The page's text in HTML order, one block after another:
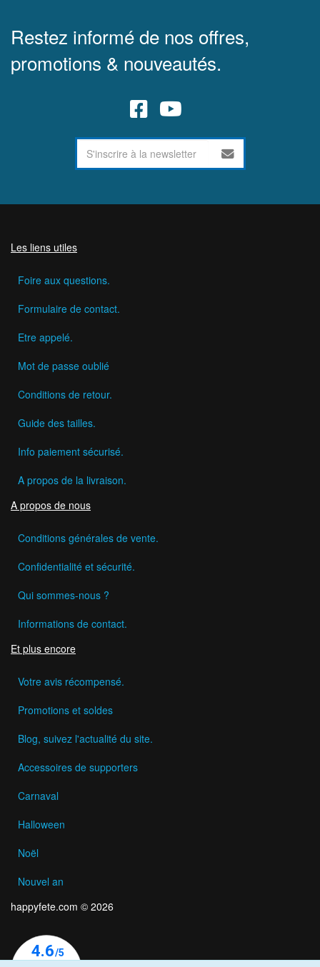
Restez informé de nos offres,
promotions & nouveautés.
Les liens utiles
Foire aux questions.
Formulaire de contact.
Etre appelé.
Mot de passe oublié
Conditions de retour.
Guide des tailles.
Info paiement sécurisé.
A propos de la livraison.
A propos de nous
Conditions générales de vente.
Confidentialité et sécurité.
Qui sommes-nous ?
Informations de contact.
Et plus encore
Votre avis récompensé.
Promotions et soldes
Blog, suivez l'actualité du site.
Accessoires de supporters
Carnaval
Halloween
Noël
Nouvel an
happyfete.com © 2026